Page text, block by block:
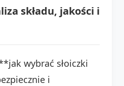
składu, jakości i
wybrać słoiczki
i